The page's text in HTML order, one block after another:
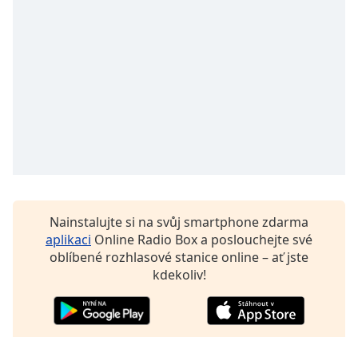
Descriptions
Nainstalujte si na svůj smartphone zdarma
aplikaci Online Radio Box a poslouchejte své
oblíbené rozhlasové stanice online – ať jste
kdekoliv!